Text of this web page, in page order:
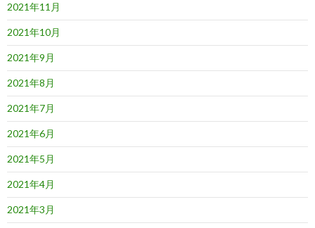
2021年11月
2021年10月
2021年9月
2021年8月
2021年7月
2021年6月
2021年5月
2021年4月
2021年3月